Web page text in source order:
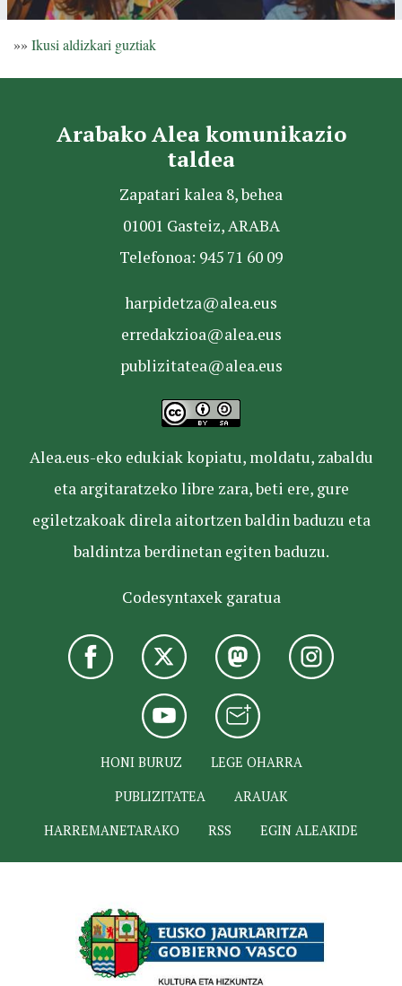
»» Ikusi aldizkari guztiak
Arabako Alea komunikazio
taldea
Zapatari kalea 8, behea
01001 Gasteiz, ARABA
Telefonoa: 945 71 60 09
harpidetza@alea.eus
erredakzioa@alea.eus
publizitatea@alea.eus
Alea.eus-eko edukiak kopiatu, moldatu, zabaldu
eta argitaratzeko libre zara, beti ere, gure
egiletzakoak direla aitortzen baldin baduzu eta
baldintza berdinetan egiten baduzu.
Codesyntaxek garatua
HONI BURUZ
LEGE OHARRA
PUBLIZITATEA
ARAUAK
HARREMANETARAKO
RSS EGIN ALEAKIDE